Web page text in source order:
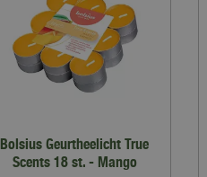
Bolsius Geurtheelicht True
Scents 18 st. - Mango